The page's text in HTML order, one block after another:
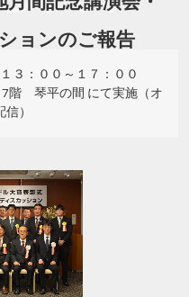
ョンのご報告
３：００～１７：００
7階 琴平の間 にて実施（オ
信）